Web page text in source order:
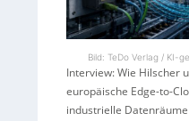
Bild: TeDo Verlag / KI-
Interview: Wie Hilscher
europäische Edge-to-
industrielle